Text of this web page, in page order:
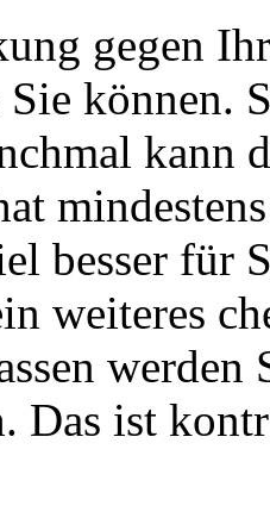
gegen
Sie können.
kann
besser für
weiteres
Das ist